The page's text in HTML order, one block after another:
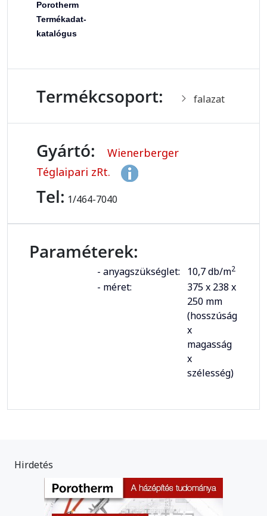
Porotherm
Termékadat-
katalógus
Termékcsoport: falazat
Gyártó:
Wienerberger
Téglaipari zRt.
Tel: 1/464-7040
Paraméterek:
- anyagszükséglet: 10,7 db/m2
- méret:
375 x 238 x
250 mm
(hosszúság
x
magasság
x
szélesség)
Hirdetés